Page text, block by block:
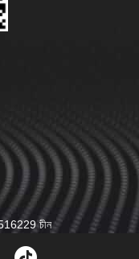
516229 চীন